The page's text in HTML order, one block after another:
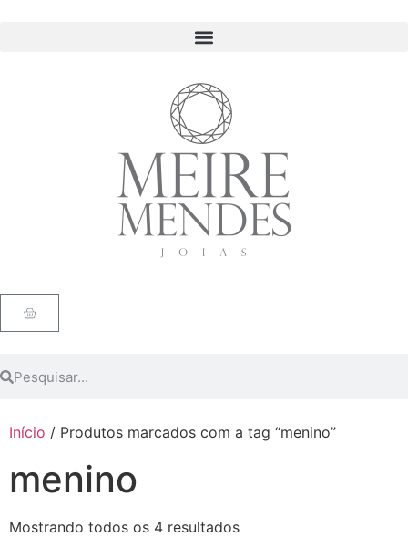
Início / Produtos marcados com a tag “menino”
menino
Mostrando todos os 4 resultados